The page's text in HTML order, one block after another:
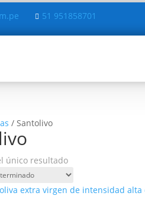
 51 951858701
/ Santolivo
único resultado